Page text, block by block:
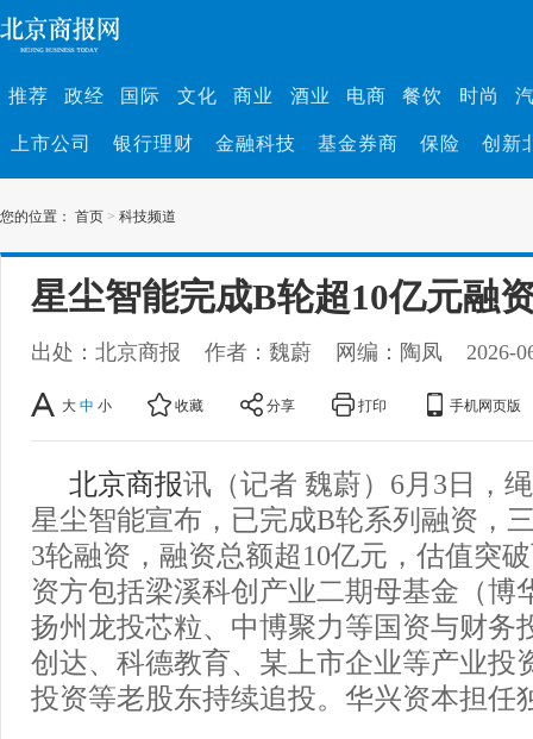
推荐 政经 国际 文化 商业 酒业 电商 餐饮 时尚
上市公司 银行理财 金融科技 基金券商 保险 创新
您的位置： 首页 > 科技频道
星尘智能完成B轮超10亿元融
出处：北京商报 作者：魏蔚 网编：陶凤 2026-
大 中 小 收藏 分享 打印 手机网页版
北京商报讯（记者 魏蔚）6月3日，
星尘智能宣布，已完成B轮系列融资，
3轮融资，融资总额超10亿元，估值突
资方包括梁溪科创产业二期母基金（博
扬州龙投芯粒、中博聚力等国资与财务
创达、科德教育、某上市企业等产业投
投资等老股东持续追投。华兴资本担任